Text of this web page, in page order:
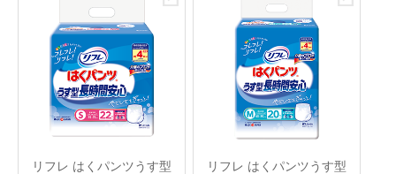
リフレ はくパンツうす型
リフレ はくパンツうす型